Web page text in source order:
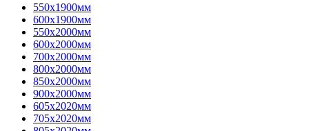
550х1900мм
600х1900мм
550х2000мм
600х2000мм
700х2000мм
800х2000мм
850х2000мм
900х2000мм
605х2020мм
705х2020мм